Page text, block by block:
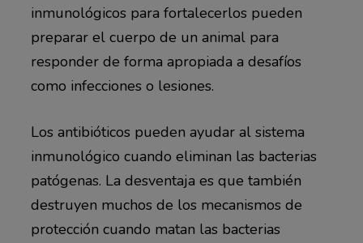
inmunológicos para fortalecerlos pueden
preparar el cuerpo de un animal para
responder de forma apropiada a desafíos
como infecciones o lesiones.
Los antibióticos pueden ayudar al sistema
inmunológico cuando eliminan las bacterias
patógenas. La desventaja es que también
destruyen muchos de los mecanismos de
protección cuando matan las bacterias